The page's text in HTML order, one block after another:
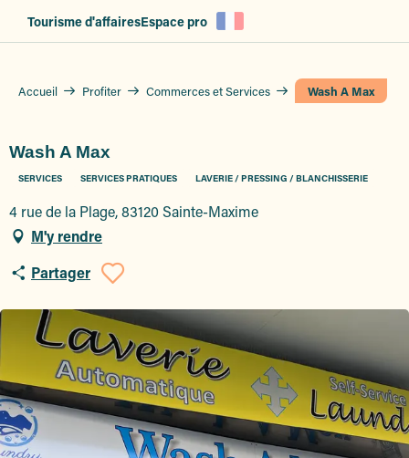
Tourisme d'affairesEspace pro
Accueil Profiter Commerces et Services Wash A Max
Wash A Max
SERVICES SERVICES PRATIQUES LAVERIE / PRESSING / BLANCHISSERIE
4 rue de la Plage, 83120 Sainte-Maxime
M'y rendre
Partager
Ajouter aux favoris